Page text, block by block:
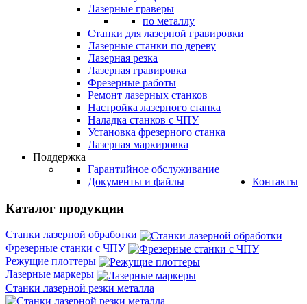
Лазерные граверы
по металлу
Станки для лазерной гравировки
Лазерные станки по дереву
Лазерная резка
Лазерная гравировка
Фрезерные работы
Ремонт лазерных станков
Настройка лазерного станка
Наладка станков с ЧПУ
Установка фрезерного станка
Лазерная маркировка
Поддержка
Гарантийное обслуживание
Документы и файлы
Контакты
Каталог продукции
Станки лазерной обработки
Фрезерные станки с ЧПУ
Режущие плоттеры
Лазерные маркеры
Станки лазерной резки металла